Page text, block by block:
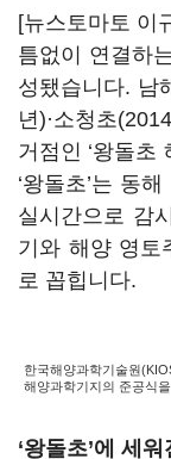
[뉴스토마토 이
틈없이 연결하
성됐습니다. 남
년)·소청초
거점인 ‘왕돌초
‘왕돌초’는 동
실시간으로 감
기와 해양 영토
로 꼽힙니다.
한국해양과학기술원
해양과학기지의 준공식
‘왕돌초’에 세